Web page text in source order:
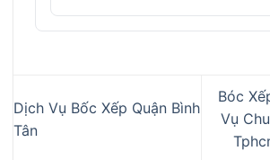
Dịch Vụ Bốc Xếp Quận Bình
Tân
Bóc
Vụ